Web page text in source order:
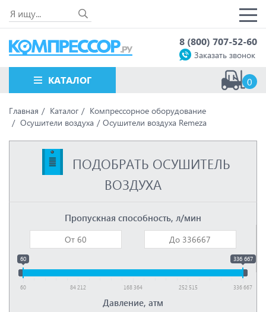
8 (800) 707-52-60
Заказать звонок
КАТАЛОГ 0
Главная Каталог
Компрессорное оборудование
Осушители воздуха
Осушители воздуха Remeza
ПОДОБРАТЬ ОСУШИТЕЛЬ
ВОЗДУХА
Пропускная способность, л/мин
60 336 667
60 84 212 168 364 252 515 336 667
Давление, атм